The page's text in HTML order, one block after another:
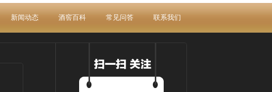
新闻动态 酒窖百科 常见问答 联系我们